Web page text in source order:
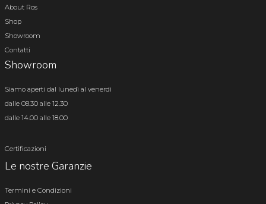
About Ros
Shop
Showroom
Contatti
Showroom
Siamo aperti dal lunedì al venerdì
dalle 08.30 alle 12.30
dalle 14.00 alle 18.00
Certificazioni
Le nostre Garanzie
Termini e Condizioni